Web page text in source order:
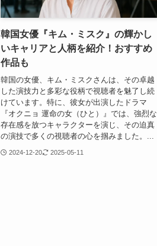
韓国女優『キム・ミスク』の輝かし
いキャリアと人柄を紹介！おすすめ
作品も
韓国の女優、キム・ミスクさんは、その卓越
した演技力と多彩な役柄で視聴者を魅了し続
けています。特に、彼女が出演したドラマ
『オクニョ 運命の女（ひと）』では、強烈な
存在感を放つキャラクターを演じ、その迫真
の演技で多くの視聴者の心を掴みました。...
2024-12-20 2025-05-11